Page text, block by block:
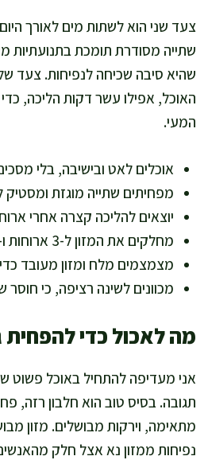
צעד שני הוא לשתות מים לאורך
שתייה מסודרת תומכת בתנועתיות
שהיא סיבה שכיחה לנפיחות. צעד
האוכל, אפילו עשר דקות הליכה,
המעי.
אוכלים לאט ובישיבה, בלי
מפחיתים שתייה מוגזת ומסטיק
יוצאים להליכה קצרה אחרי
מחלקים את המזון ל-3 ארוחות ו-1 נשנוש לפי הצורך
מצמצמים מלח ומזון מעובד
מכוונים לשינה רציפה, כי חוסר
מה לאכול כדי להפחית
אני מעדיפה להתחיל באוכל פשוט
תגובה. בסיס טוב הוא חלבון רזה,
מתאימה, וירקות מבושלים. מזון
נפיחות ממזון נא אצל חלק